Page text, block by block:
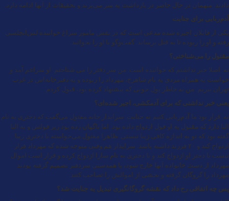
دادند. متهمان در حال حاضر در بازداشت به سر می‌برند و تحقیقات از آنها ادامه دارد.
آدم‌ربایی برای جنایت
یکی از قاتلان اجیره شده مدعی است که در نقش مامور سراغ خواننده لس‌آنجلسی
رفته و او را ربوده تا به قتل برساند. گفت‌وگو با او را بخوانید.
مقتول را می‌شناختی؟
نه. اصلا خبر نداشتم که خواننده است. من سر دفتر را می شناختم. او سراغم آمد و
خواست به همراه مردی به نام شاهرخ، مهرداد را ربوده و به دفترخانه‌اش در غرب
تهران ببریم. من به خاطر پول خوبی که پیشنهاد کرده بود، قبول کردم.
یعنی خبر نداشتی که برای آدمکشی، اجیر شده‌ای؟
نه. قرار بود ما آدم‌ربایی کنیم نه جنایت. سرایدار خانه مقتول می‌گفت که دختری به نام
النا دارد که مقتول به او قول ازدواج داده بود. اما ناگهان زده بود زیر قولش و به النا
گفته بود که تو به اندازه کافی زیبا نیستی. ظاهرا مقتول می‌خواسته با دختری زیبا
ازدواج کند و ۲۰ فرزند داشته باشد. سرایدار هم وقتی متوجه شده که مهرداد قرار
نیست با دختر او ازدواج کند و با دختری به نام سارا ازدواج کرده و قرار است اموال
مهرداد از دست خانواده آنها خارج شود، با همدستی سردفتر تصمیم گرفته بودند
مهرداد را گروگان گرفته و بخشی از اموالش را تصاحب کنند.
پس چه اتفاقی رخ داد که نقشه گروگانگیری تبدیل به جنایت شد؟